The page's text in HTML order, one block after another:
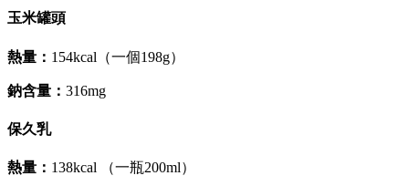
玉米罐頭
熱量： 154kcal（一個198g）
鈉含量： 316mg
保久乳
熱量： 138kcal （一瓶200ml）